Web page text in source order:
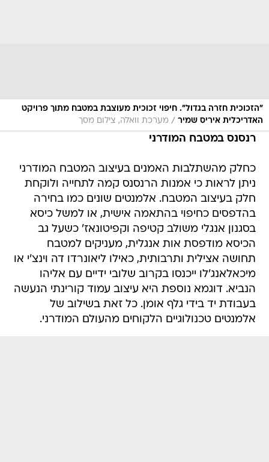
"הזכוכית חזרה בגדול". חיפוי זכוכית מעוצבת במטבח מתוך פרויקט
האדריכלית איריס שמיר / מערכת וואלה, צילום מסך
רנסנס במטבח המודרני
כחלק מהשתלבות האמנים בעיצוב המטבח המודרני
ניתן לראות כי אמנות הרנסנס קמה לתחייה ולוקחת
חלק בעיצוב המטבח. אלמנטים שונים כמו בחירה
בהדפסים כחיפוי בהתאמה אישית, או למשל כיסא
בסגנון אנגלי משולב קטיפה וקפיטונאז' כשעל גב
הכיסא מודפסת אות אנגלית, מעניקים למטבח
תחושה אצילית ותרבותית, כאילו ליאונרדו דה וינצ'י או
מיכאלאנג'לו ייכנסו בקרוב שלובי ידיים עם אליהו
הנביא. דוגמא נוספת היא עיצוב עמוד קורינתי הנעשה
בעבודת יד בידי גלף אומן. כל זאת בשילוב של
אלמנטים טכנולוגיים הלקוחים מהעולם המודרני.